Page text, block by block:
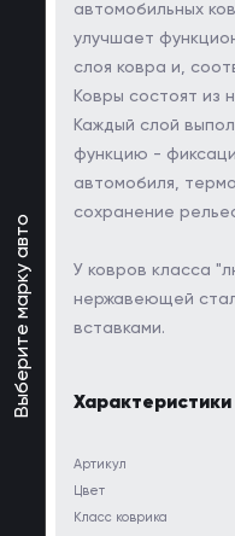
Выберите марку авто
автомобильных
улучшает
слоя ковра и,
Ковры состоят из
Каждый слой
функцию -
автомобиля,
сохранение
У ковров класса
нержавеющей
вставками.
Характеристики
Артикул
Цвет
Класс коврика